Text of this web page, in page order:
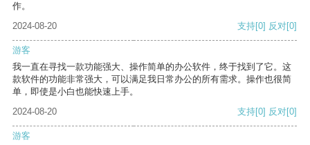
作。
2024-08-20
支持[0] 反对[0]
游客
我一直在寻找一款功能强大、操作简单的办公软件，终于找到了它。这
款软件的功能非常强大，可以满足我日常办公的所有需求。操作也很简
单，即使是小白也能快速上手。
2024-08-20
支持[0] 反对[0]
游客